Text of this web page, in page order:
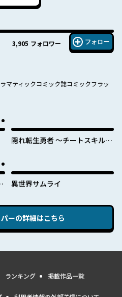
3,905 フォロワー フォロー
マティックコミック誌コミックフラッ
隠れ転生勇者 ～チートスキルと
異世界サムライ
ーの詳細はこちら
ランキング 掲載作品一覧